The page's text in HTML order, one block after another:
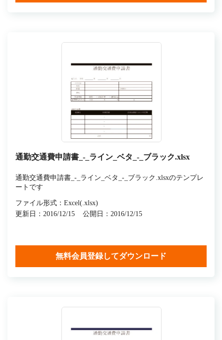
通勤交通費申請書_-_ライン_ベタ_-_ブラック.xlsx
通勤交通費申請書_-_ライン_ベタ_-_ブラック.xlsxのテンプレ
ートです
ファイル形式：Excel(.xlsx)
更新日：2016/12/15
公開日：2016/12/15
無料会員登録してダウンロード